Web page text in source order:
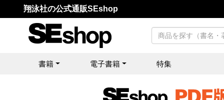
翔泳社の公式通販SEshop
書籍 電子書籍 特集